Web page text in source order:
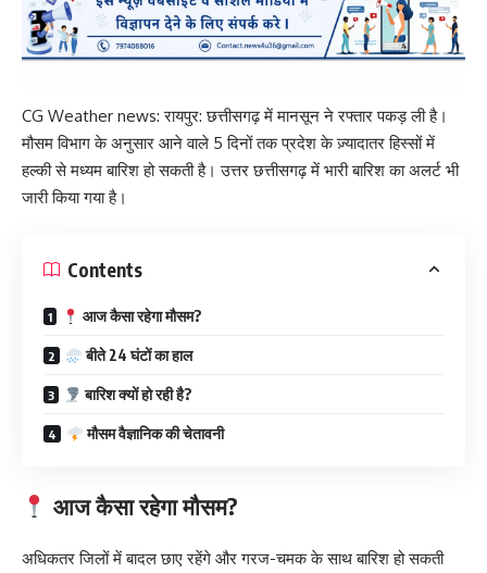
CG Weather news: रायपुर: छत्तीसगढ़ में मानसून ने रफ्तार पकड़ ली है।
मौसम विभाग के अनुसार आने वाले 5 दिनों तक प्रदेश के ज़्यादातर हिस्सों में
हल्की से मध्यम बारिश हो सकती है। उत्तर छत्तीसगढ़ में भारी बारिश का अलर्ट भी
जारी किया गया है।
Contents
आज कैसा रहेगा मौसम?
बीते 24 घंटों का हाल
बारिश क्यों हो रही है?
मौसम वैज्ञानिक की चेतावनी
आज कैसा रहेगा मौसम?
अधिकतर जिलों में बादल छाए रहेंगे और गरज-चमक के साथ बारिश हो सकती